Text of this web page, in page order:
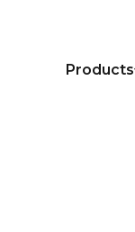
Products